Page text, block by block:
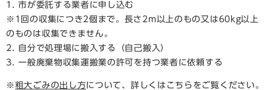
1. 市が委託する業者に申し込む
※1回の収集につき2個まで。長さ2m以上のもの又は60kg以上
のものは収集できません。
2. 自分で処理場に搬入する（自己搬入）
3. 一般廃棄物収集運搬業の許可を持つ業者に依頼する
※ 粗大ごみの出し方について、詳しくはこちらをご覧ください。